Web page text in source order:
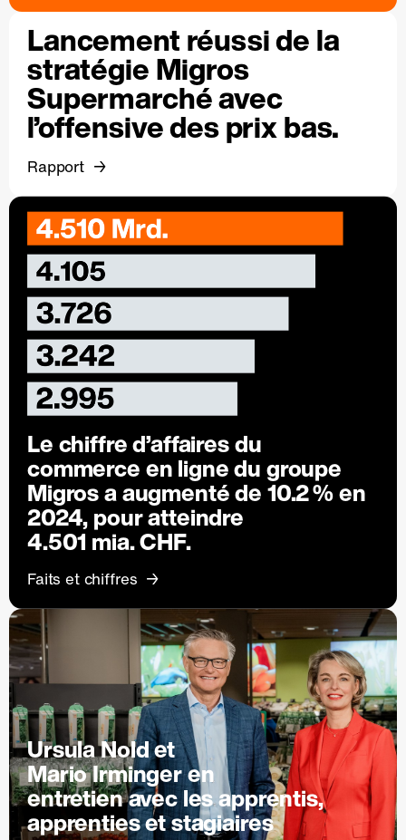
Lancement réussi de la
stratégie Migros
Supermarché avec
l’offensive des prix bas.
Rapport
Le chiffre d’affaires du
commerce en ligne du groupe
Migros a augmenté de10.2 %en
2024, pour atteindre
4.501 mia. CHF.
Faits et chiffres
Ursula Nold et
Mario Irminger en
entretien avec les apprentis,
apprenties et stagiaires